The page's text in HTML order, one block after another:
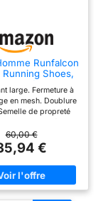
Runfalcon
Running Shoes,
Black, 43 1/3
EU
large. Fermeture à
en mesh. Doublure
de propreté
Poids : 290 g
2/3). Drop semelle
: 10 mm (talon 33
pied 23 mm).
extérieure Adiwear.
60,00 €
€